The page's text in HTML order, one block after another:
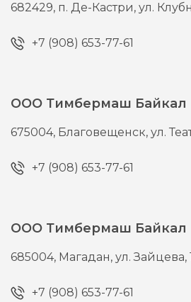
682429, п. Де-Кастри,ул.
+7 (908) 653-77-61
ООО Тимбермаш Байкал
675004, Благовещенск,ул.
+7 (908) 653-77-61
ООО Тимбермаш Байкал
685004, Магадан,ул. Зайцева,
+7 (908) 653-77-61